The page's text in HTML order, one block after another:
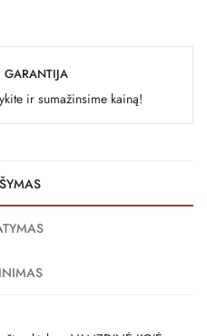
ir sumažinsime kainą!